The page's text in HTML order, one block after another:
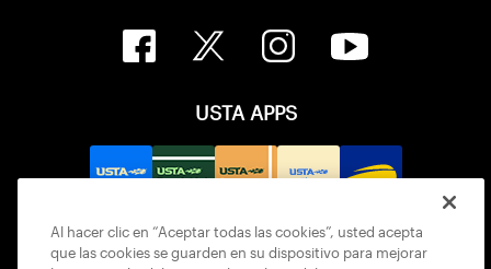
USTA APPS
Al hacer clic en “Aceptar todas las cookies”, usted acepta
que las cookies se guarden en su dispositivo para mejorar